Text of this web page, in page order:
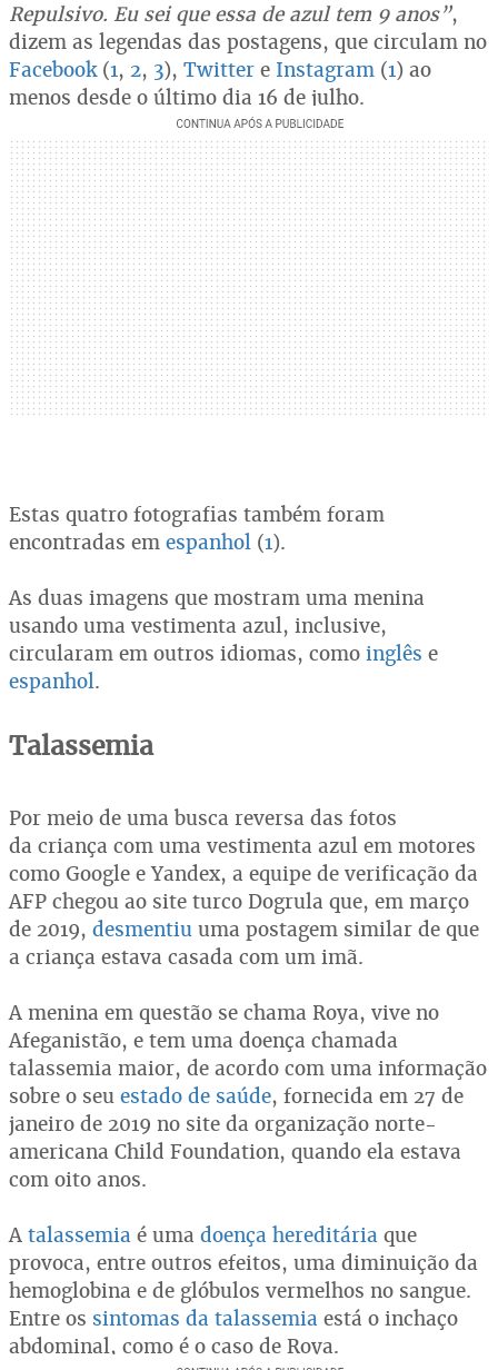
Repulsivo. Eu sei que essa de azul tem 9 anos”,
dizem as legendas das postagens, que circulam no
Facebook(1, 2, 3), Twitter e Instagram (1) ao
menos desde o último dia 16 de julho.
Estas quatro fotografias também foram
encontradas em espanhol (1).
As duas imagens que mostram uma menina
usando uma vestimenta azul, inclusive,
circularam em outros idiomas, como inglês e
espanhol.
Talassemia
Por meio de uma busca reversa das fotos
da criança com uma vestimenta azul em motores
como Google e Yandex, a equipe de verificação da
AFP chegou ao site turco Dogrula que, em março
de 2019, desmentiu uma postagem similar de que
a criança estava casada com um imã.
A menina em questão se chama Roya, vive no
Afeganistão, e tem uma doença chamada
talassemia maior, de acordo com uma informação
sobre o seu estado de saúde, fornecida em 27 de
janeiro de 2019 no site da organização norte-
americana Child Foundation, quando ela estava
com oito anos.
A talassemia é uma doença hereditária que
provoca, entre outros efeitos, uma diminuição da
hemoglobina e de glóbulos vermelhos no sangue.
Entre os sintomas da talassemia está o inchaço
abdominal, como é o caso de Roya.